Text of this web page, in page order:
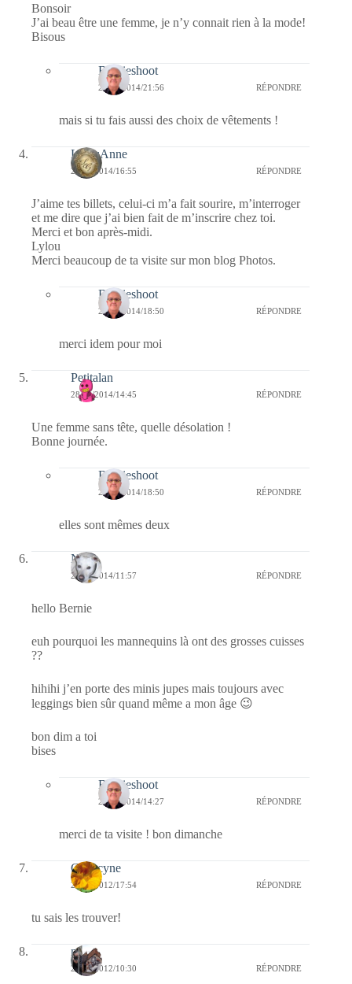
Bonsoir
J’ai beau être une femme, je n’y connait rien à la mode!
Bisous
Bernieshoot
28/09/2014/21:56 RÉPONDRE
mais si tu fais aussi des choix de vêtements !
LylouAnne
28/09/2014/16:55 RÉPONDRE
J’aime tes billets, celui-ci m’a fait sourire, m’interroger
et me dire que j’ai bien fait de m’inscrire chez toi.
Merci et bon après-midi.
Lylou
Merci beaucoup de ta visite sur mon blog Photos.
Bernieshoot
28/09/2014/18:50 RÉPONDRE
merci idem pour moi
Petitalan
28/09/2014/14:45 RÉPONDRE
Une femme sans tête, quelle désolation !
Bonne journée.
Bernieshoot
28/09/2014/18:50 RÉPONDRE
elles sont mêmes deux
Nays
28/09/2014/11:57 RÉPONDRE
hello Bernie
euh pourquoi les mannequins là ont des grosses cuisses
??
hihihi j’en porte des minis jupes mais toujours avec
leggings bien sûr quand même a mon âge 😉
bon dim a toi
bises
Bernieshoot
28/09/2014/14:27 RÉPONDRE
merci de ta visite ! bon dimanche
Capucyne
26/02/2012/17:54 RÉPONDRE
tu sais les trouver!
noel
25/02/2012/10:30 RÉPONDRE